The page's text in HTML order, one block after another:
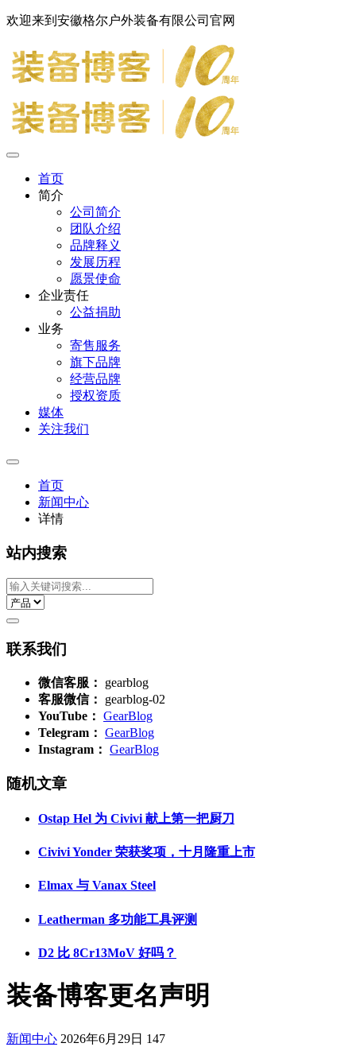
欢迎来到安徽格尔户外装备有限公司官网
首页
简介
公司简介
团队介绍
品牌释义
发展历程
愿景使命
企业责任
公益捐助
业务
寄售服务
旗下品牌
经营品牌
授权资质
媒体
关注我们
首页
新闻中心
详情
站内搜索
联系我们
微信客服：
gearblog
客服微信：
gearblog-02
YouTube： GearBlog
Telegram： GearBlog
Instagram： GearBlog
随机文章
Ostap Hel 为 Civivi 献上第一把厨刀
Civivi Yonder 荣获奖项，十月隆重上市
Elmax 与 Vanax Steel
Leatherman 多功能工具评测
D2 比 8Cr13MoV 好吗？
装备博客更名声明
新闻中心 2026年6月29日 147